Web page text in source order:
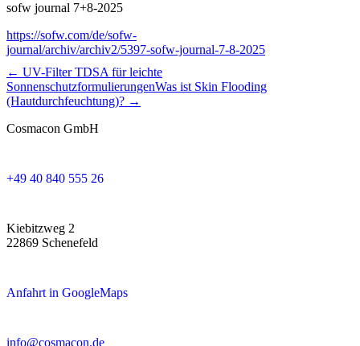
sofw journal 7+8-2025
https://sofw.com/de/sofw-
journal/archiv/archiv2/5397-sofw-journal-7-8-2025
← UV-Filter TDSA für leichte
SonnenschutzformulierungenWas ist Skin Flooding
(Hautdurchfeuchtung)? →
Cosmacon GmbH
+49 40 840 555 26
Kiebitzweg 2
22869 Schenefeld
Anfahrt in GoogleMaps
info@cosmacon.de